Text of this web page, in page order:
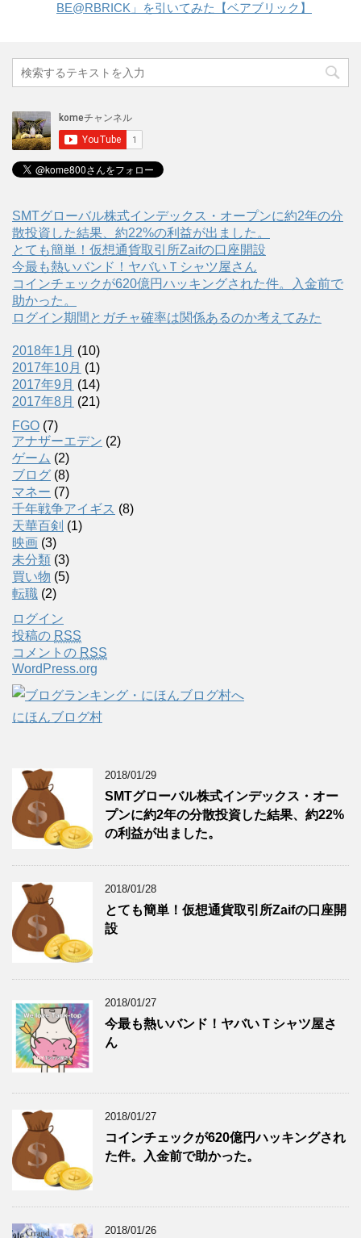
BE@RBRICK」を引いてみた【ベアブリック】
SMTグローバル株式インデックス・オープンに約2年の分
散投資した結果、約22%の利益が出ました。
とても簡単！仮想通貨取引所Zaifの口座開設
今最も熱いバンド！ヤバいＴシャツ屋さん
コインチェックが620億円ハッキングされた件。入金前で
助かった。
ログイン期間とガチャ確率は関係あるのか考えてみた
2018年1月 (10)
2017年10月 (1)
2017年9月 (14)
2017年8月 (21)
FGO (7)
アナザーエデン (2)
ゲーム (2)
ブログ (8)
マネー (7)
千年戦争アイギス (8)
天華百剣 (1)
映画 (3)
未分類 (3)
買い物 (5)
転職 (2)
ログイン
投稿の RSS
コメントの RSS
WordPress.org
にほんブログ村
2018/01/29
SMTグローバル株式インデックス・オー
プンに約2年の分散投資した結果、約22%
の利益が出ました。
2018/01/28
とても簡単！仮想通貨取引所Zaifの口座開
設
2018/01/27
今最も熱いバンド！ヤバいＴシャツ屋さ
ん
2018/01/27
コインチェックが620億円ハッキングされ
た件。入金前で助かった。
2018/01/26